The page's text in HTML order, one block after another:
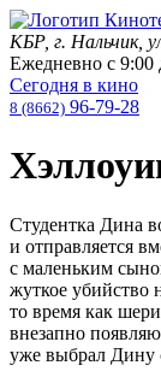
КБР, г. Нальчик,
Ежедневно с 9:00
Сегодня в кино
8 (8662) 96-79-28
Студентка Дина
и отправляется
с маленьким
жуткое убийство
то время как
внезапно
уже выбрал Дину